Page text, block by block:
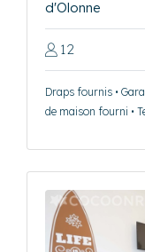
d'Olonne
12
Draps fournis •
de maison fourni •